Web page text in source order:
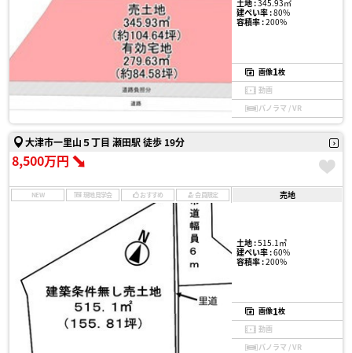
土地 :345.93㎡
建ぺい率 :80%
容積率 :200%
画像1枚
動画
パノラマ / VR
大津市一里山５丁目 瀬田駅 徒歩 19分
8,500万円
NEW 現地見学会 おすすめ 会員限定 売地
土地 :515.1㎡
建ぺい率 :60%
容積率 :200%
画像1枚
動画
パノラマ / VR